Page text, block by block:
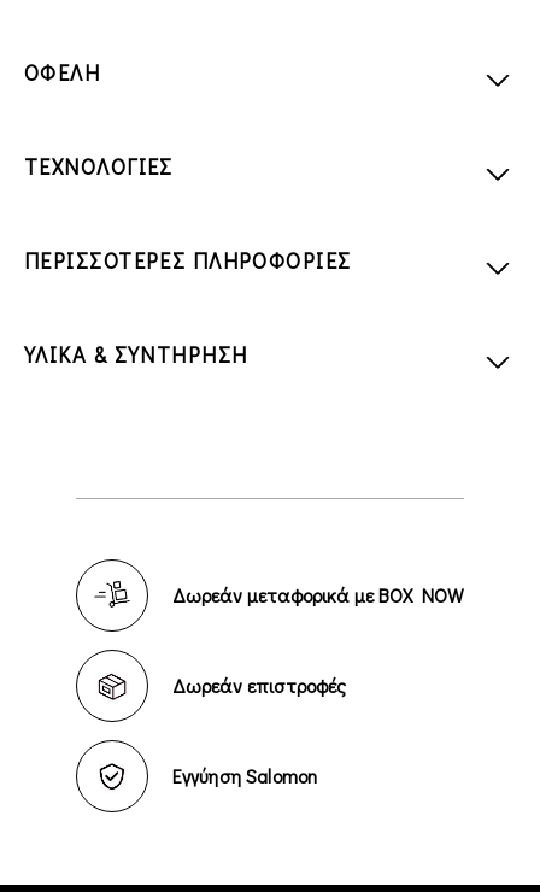
ΟΦΕΛΗ
ΤΕΧΝΟΛΟΓΙΕΣ
ΠΕΡΙΣΣΟΤΕΡΕΣ ΠΛΗΡΟΦΟΡΙΕΣ
ΥΛΙΚΑ & ΣΥΝΤΗΡΗΣΗ
Δωρεάν μεταφορικά με BOX NOW
Δωρεάν επιστροφές
Εγγύηση Salomon